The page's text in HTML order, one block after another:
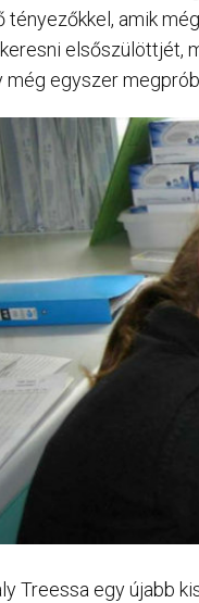
tényezőkkel, amik
elsőszülöttjét,
még egyszer
Treessa egy újabb